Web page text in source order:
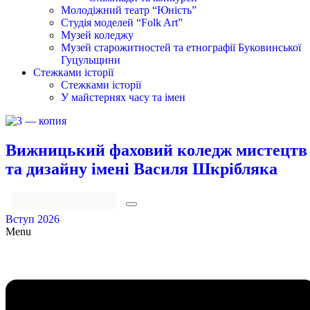
Молодіжний театр “Юність”
Студія моделей “Folk Art”
Музей коледжу
Музей старожитностей та етнографії Буковинської
Гуцульщини
Стежками історії
Стежками історії
У майстернях часу та імен
Вижницький фаховий коледж мистецтв
та дизайну імені Василя Шкрібляка
Вступ 2026
Menu